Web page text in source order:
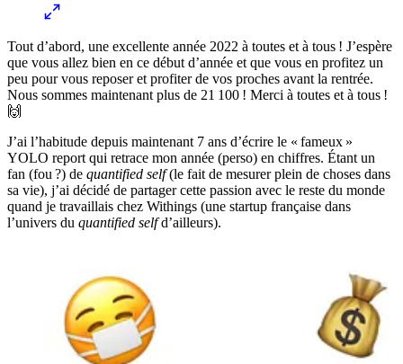
Tout d’abord, une excellente année 2022 à toutes et à tous ! J’espère
que vous allez bien en ce début d’année et que vous en profitez un
peu pour vous reposer et profiter de vos proches avant la rentrée.
Nous sommes maintenant plus de 21 100 ! Merci à toutes et à tous !
🙌
J’ai l’habitude depuis maintenant 7 ans d’écrire le « fameux »
YOLO report qui retrace mon année (perso) en chiffres. Étant un
fan (fou ?) de quantified self(le fait de mesurer plein de choses dans
sa vie), j’ai décidé de partager cette passion avec le reste du monde
quand je travaillais chez Withings (une startup française dans
l’univers du quantified selfd’ailleurs).